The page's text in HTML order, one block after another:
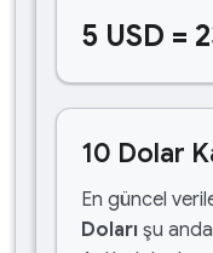
5 USD =
10 Dolar
En güncel
Doları şu anda